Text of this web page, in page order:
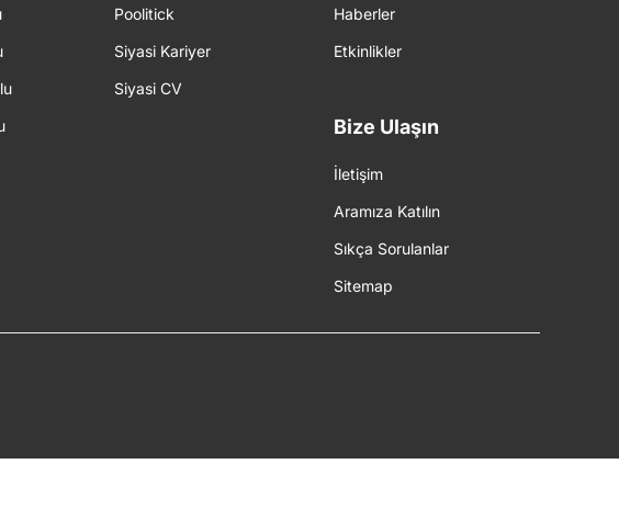
Poolitick
Siyasi Kariyer
Siyasi CV
Haberler
Etkinlikler
Bize Ulaşın
İletişim
Aramıza Katılın
Sıkça Sorulanlar
Sitemap